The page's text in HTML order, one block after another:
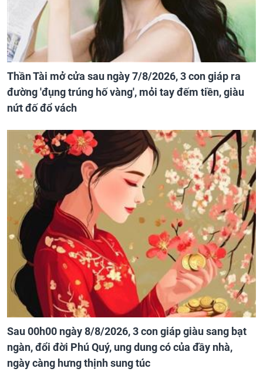
Thần Tài mở cửa sau ngày 7/8/2026, 3 con giáp ra
đường 'đụng trúng hố vàng', mỏi tay đếm tiền, giàu
nứt đố đổ vách
Sau 00h00 ngày 8/8/2026, 3 con giáp giàu sang bạt
ngàn, đổi đời Phú Quý, ung dung có của đầy nhà,
ngày càng hưng thịnh sung túc